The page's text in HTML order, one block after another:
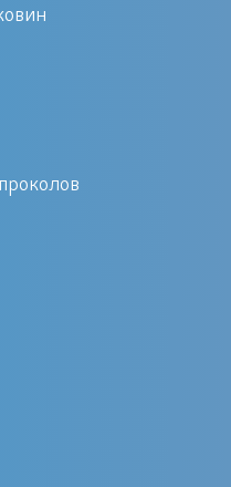
действия.
услуг по
определяет
данных